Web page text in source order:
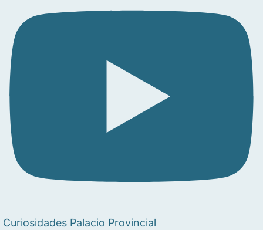
Curiosidades Palacio Provincial